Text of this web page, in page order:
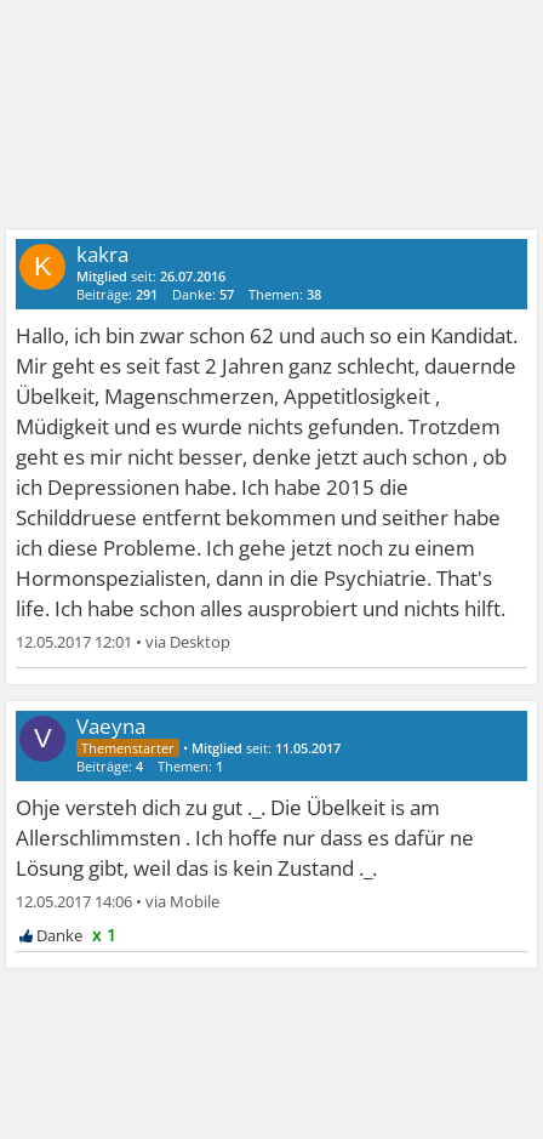
K kakra
Mitglied seit:26.07.2016
Beiträge:291 Danke:57 Themen:38
Hallo, ich bin zwar schon 62 und auch so ein Kandidat.
Mir geht es seit fast 2 Jahren ganz schlecht, dauernde
Übelkeit, Magenschmerzen, Appetitlosigkeit ,
Müdigkeit und es wurde nichts gefunden. Trotzdem
geht es mir nicht besser, denke jetzt auch schon , ob
ich Depressionen habe. Ich habe 2015 die
Schilddruese entfernt bekommen und seither habe
ich diese Probleme. Ich gehe jetzt noch zu einem
Hormonspezialisten, dann in die Psychiatrie. That's
life. Ich habe schon alles ausprobiert und nichts hilft.
12.05.2017 12:01 •
V Vaeyna
• Mitglied seit: 11.05.2017
Beiträge:4 Themen: 1
Ohje versteh dich zu gut ._. Die Übelkeit is am
Allerschlimmsten . Ich hoffe nur dass es dafür ne
Lösung gibt, weil das is kein Zustand ._.
12.05.2017 14:06 •
x 1